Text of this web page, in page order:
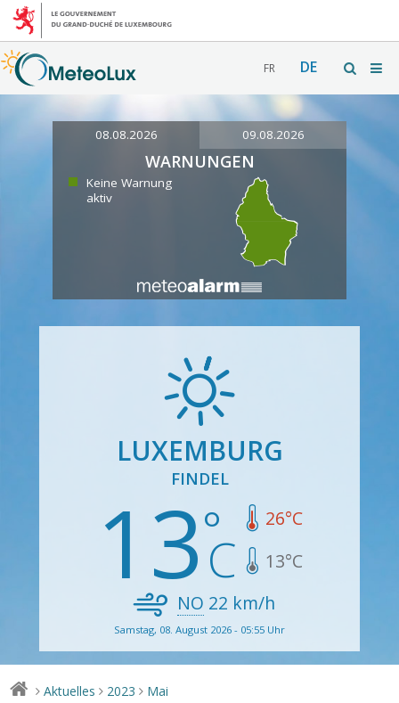
FR DE
08.08.2026 09.08.2026
WARNUNGEN
Keine Warnung
aktiv
LUXEMBURG
FINDEL
13 26°C
13°C
NO 22 km/h
Samstag, 08. August 2026 - 05:55 Uhr
> Aktuelles > 2023 > Mai